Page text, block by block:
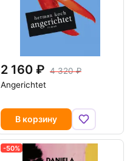
2 160
4 320
Angerichtet
В корзину
-50%